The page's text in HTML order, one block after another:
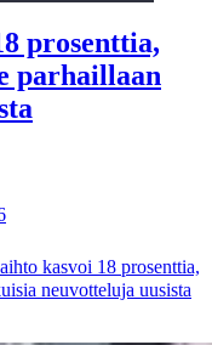
prosenttia,
parhaillaan
kasvoi 18 prosenttia,
neuvotteluja uusista